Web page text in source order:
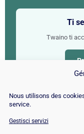
Nous utilisons des
service.
Gestisci servizi
Ti
Twaino ti